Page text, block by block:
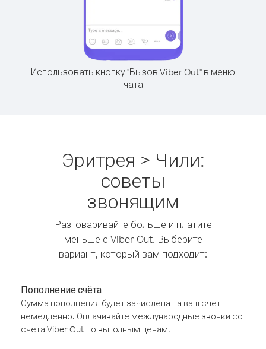
Использовать кнопку "Вызов Viber Out" в меню
чата
Эритрея > Чили:
советы
звонящим
Разговаривайте больше и платите
меньше с Viber Out. Выберите
вариант, который вам подходит:
Пополнение счёта
Сумма пополнения будет зачислена на ваш счёт
немедленно. Оплачивайте международные звонки со
счёта Viber Out по выгодным ценам.